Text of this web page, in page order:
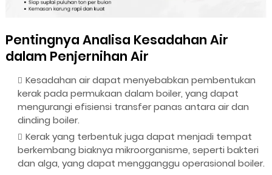
Pentingnya Analisa Kesadahan Air
dalam Penjernihan Air
Kesadahan air dapat menyebabkan pembentukan
kerak pada permukaan dalam boiler, yang dapat
mengurangi efisiensi transfer panas antara air dan
dinding boiler.
Kerak yang terbentuk juga dapat menjadi tempat
berkembang biaknya mikroorganisme, seperti bakteri
dan alga, yang dapat mengganggu operasional boiler.